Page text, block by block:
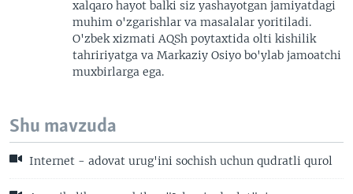
xalqaro hayot balki siz yashayotgan jamiyatdagi
muhim o'zgarishlar va masalalar yoritiladi.
O'zbek xizmati AQSh poytaxtida olti kishilik
tahririyatga va Markaziy Osiyo bo'ylab jamoatchi
muxbirlarga ega.
Shu mavzuda
Internet - adovat urug'ini sochish uchun qudratli qurol